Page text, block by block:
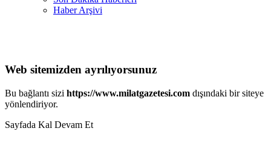
Haber Arşivi
Web sitemizden ayrılıyorsunuz
Bu bağlantı sizi https://www.milatgazetesi.com dışındaki bir siteye
yönlendiriyor.
Sayfada Kal Devam Et